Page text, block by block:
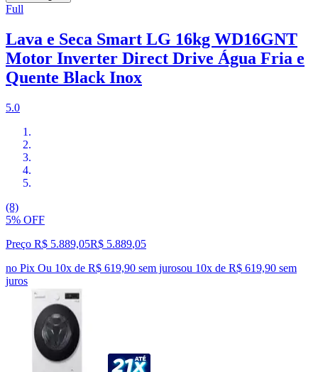
Full
Lava e Seca Smart LG 16kg WD16GNT
Motor Inverter Direct Drive Água Fria e
Quente Black Inox
5.0
(8)
5% OFF
Preço R$ 5.889,05R$ 5.889,05
no Pix Ou 10x de R$ 619,90 sem jurosou 10x de R$ 619,90 sem
juros